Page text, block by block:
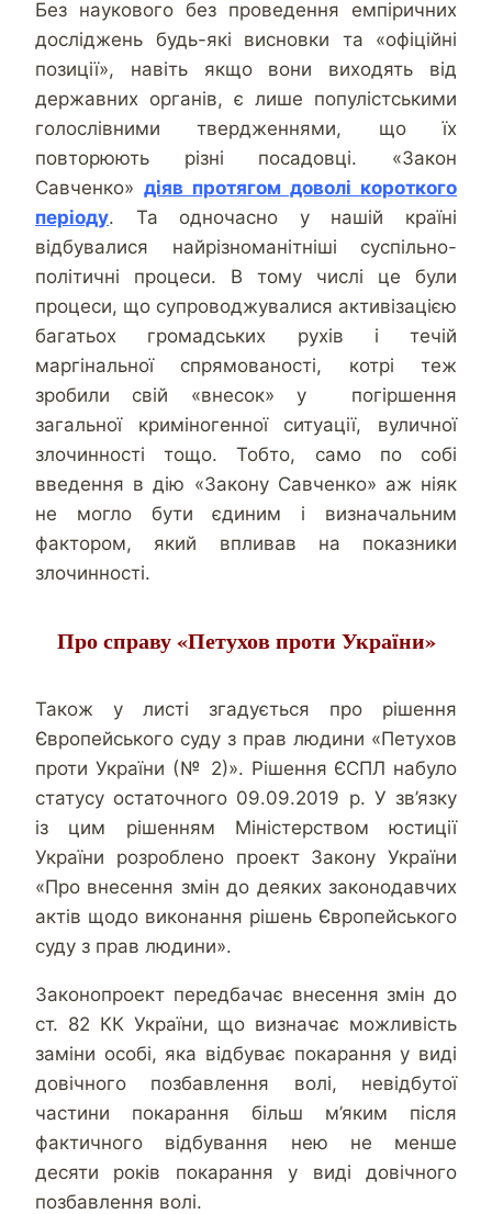
Без наукового без проведення емпіричних
досліджень будь-які висновки та «офіційні
позиції», навіть якщо вони виходять від
державних органів, є лише популістськими
голослівними твердженнями, що їх
повторюють різні посадовці. «Закон
Савченко» діяв протягом доволі короткого
періоду. Та одночасно у нашій країні
відбувалися найрізноманітніші суспільно-
політичні процеси. В тому числі це були
процеси, що супроводжувалися активізацією
багатьох громадських рухів і течій
маргінальної спрямованості, котрі теж
зробили свій «внесок» у погіршення
загальної криміногенної ситуації, вуличної
злочинності тощо. Тобто, само по собі
введення в дію «Закону Савченко» аж ніяк
не могло бути єдиним і визначальним
фактором, який впливав на показники
злочинності.
Про справу «Петухов проти України»
Також у листі згадується про рішення
Європейського суду з прав людини «Петухов
проти України (№ 2)». Рішення ЄСПЛ набуло
статусу остаточного 09.09.2019 р. У зв’язку
із цим рішенням Міністерством юстиції
України розроблено проект Закону України
«Про внесення змін до деяких законодавчих
актів щодо виконання рішень Європейського
суду з прав людини».
Законопроект передбачає внесення змін до
ст. 82 КК України, що визначає можливість
заміни особі, яка відбуває покарання у виді
довічного позбавлення волі, невідбутої
частини покарання більш м’яким після
фактичного відбування нею не менше
десяти років покарання у виді довічного
позбавлення волі.